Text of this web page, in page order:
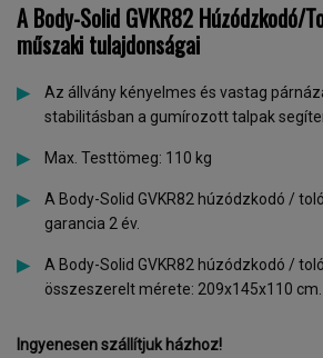
A Body-Solid GVKR82 Húzódzkodó/
műszaki tulajdonságai
Az állvány kényelmes és vastag
stabilitásban a gumírozott talpak
Max. Testtömeg: 110 kg
A Body-Solid GVKR82 húzódzkodó /
garancia 2 év.
A Body-Solid GVKR82 húzódzkodó /
összeszerelt mérete: 209x145x110 cm.
Ingyenesen szállítjuk házhoz!